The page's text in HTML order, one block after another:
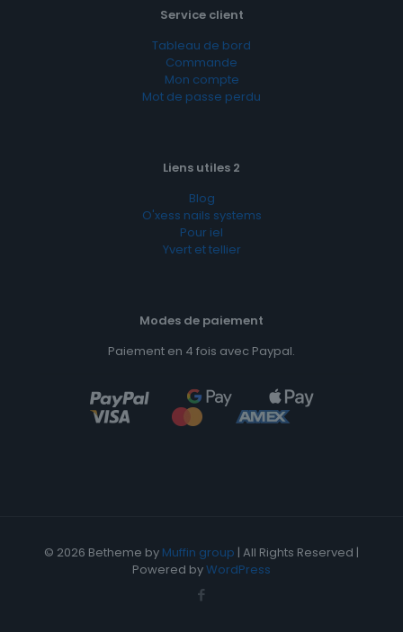
Service client
Tableau de bord
Commande
Mon compte
Mot de passe perdu
Liens utiles 2
Blog
O'xess nails systems
Pour iel
Yvert et tellier
Modes de paiement
Paiement en 4 fois avec Paypal.
© 2026 Betheme by Muffin group | All Rights Reserved |
Powered byWordPress